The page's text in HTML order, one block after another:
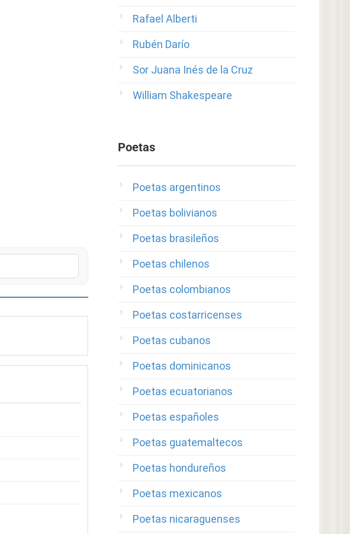
Rafael Alberti
Rubén Darío
Sor Juana Inés de la Cruz
William Shakespeare
Poetas
Poetas argentinos
Poetas bolivianos
Poetas brasileños
Poetas chilenos
Poetas colombianos
Poetas costarricenses
Poetas cubanos
Poetas dominicanos
Poetas ecuatorianos
Poetas españoles
Poetas guatemaltecos
Poetas hondureños
Poetas mexicanos
Poetas nicaraguenses